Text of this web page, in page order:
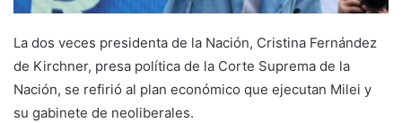
La dos veces presidenta de la Nación, Cristina Fernández
de Kirchner, presa política de la Corte Suprema de la
Nación, se refirió al plan económico que ejecutan Milei y
su gabinete de neoliberales.